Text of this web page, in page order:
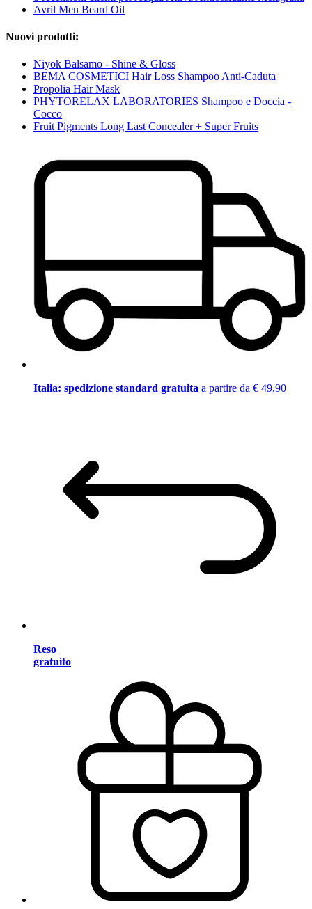
Avril Men Beard Oil
Nuovi prodotti:
Niyok Balsamo - Shine & Gloss
BEMA COSMETICI Hair Loss Shampoo Anti-Caduta
Propolia Hair Mask
PHYTORELAX LABORATORIES Shampoo e Doccia -
Cocco
Fruit Pigments Long Last Concealer + Super Fruits
Italia: spedizione standard gratuita a partire da € 49,90
Reso
gratuito